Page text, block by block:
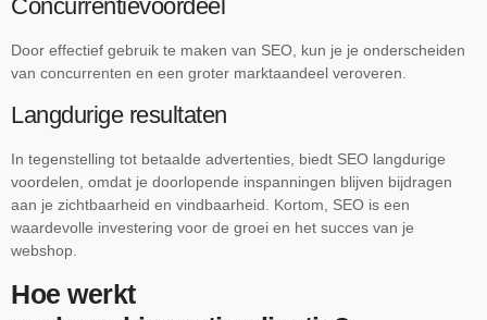
Concurrentievoordeel
Door effectief gebruik te maken van SEO, kun je je onderscheiden
van concurrenten en een groter marktaandeel veroveren.
Langdurige resultaten
In tegenstelling tot betaalde advertenties, biedt SEO langdurige
voordelen, omdat je doorlopende inspanningen blijven bijdragen
aan je zichtbaarheid en vindbaarheid. Kortom, SEO is een
waardevolle investering voor de groei en het succes van je
webshop.
Hoe werkt